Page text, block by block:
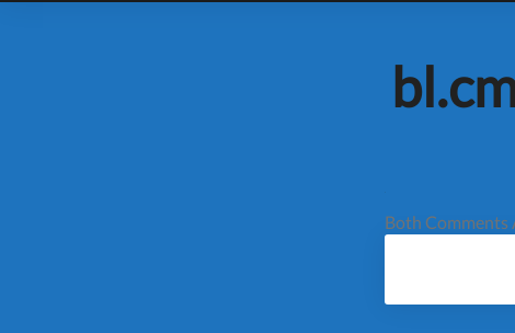
Both Comments